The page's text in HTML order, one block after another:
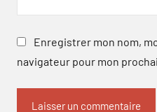
Enregistrer mon nom,
navigateur pour mon